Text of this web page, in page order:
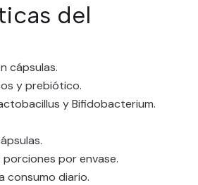
del
cápsulas.
y prebiótico.
y Bifidobacterium.
por envase.
consumo diario.